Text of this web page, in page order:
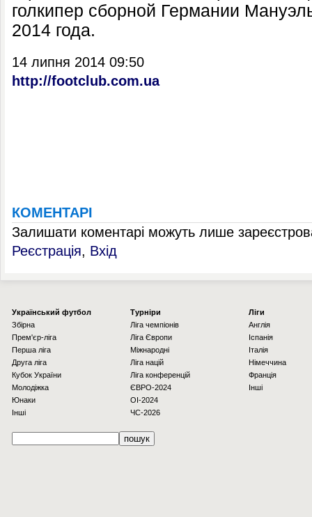
голкипер сборной Германии
2014 года.
14 липня 2014 09:50
http://footclub.com.ua
КОМЕНТАРІ
Залишати коментарі можуть лише
Реєстрація, Вхід
Українcький футбол
Збірна
Прем'єр-ліга
Перша ліга
Друга ліга
Кубок України
Молодіжка
Юнаки
Інші
Турніри
Ліга чемпіонів
Ліга Європи
Міжнародні
Ліга націй
Ліга конференцій
ЄВРО-2024
OI-2024
ЧС-2026
Ліги
Англія
Іспанія
Італія
Німеччина
Франція
Інші